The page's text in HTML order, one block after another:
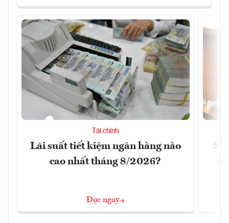
Tài chính
Lãi suất tiết kiệm ngân hàng nào
cao nhất tháng 8/2026?
Đọc ngay